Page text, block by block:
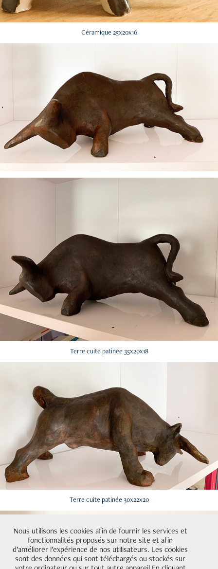
Céramique 25x20x16
Terre cuite patinée 35x20x18
Terre cuite patinée 30x22x20
Nous utilisons les cookies afin de fournir les services et
fonctionnalités proposés sur notre site et afin
d’améliorer l’expérience de nos utilisateurs. Les cookies
sont des données qui sont téléchargés ou stockés sur